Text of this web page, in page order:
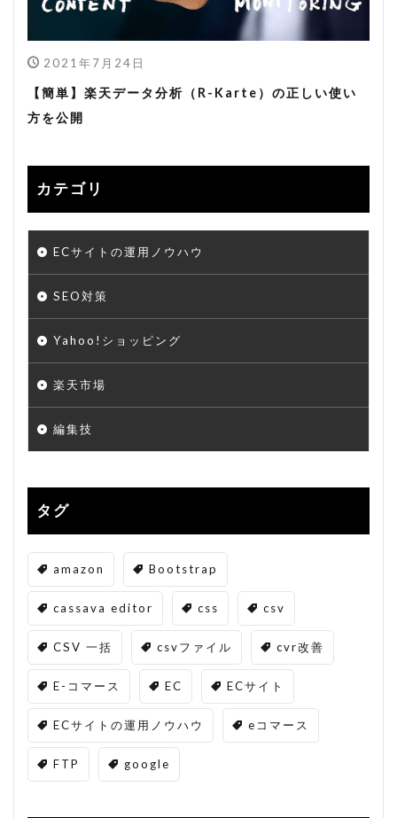
2021年7月24日
【簡単】楽天データ分析（R-Karte）の正しい使い
方を公開
カテゴリ
ECサイトの運用ノウハウ
SEO対策
Yahoo!ショッピング
楽天市場
編集技
タグ
amazon Bootstrap
cassava editor css csv
CSV 一括 csvファイル cvr改善
E-コマース EC ECサイト
ECサイトの運用ノウハウ eコマース
FTP google